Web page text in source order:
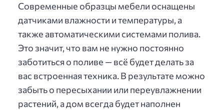
Современные образцы мебели оснащены
датчиками влажности и температуры, а
также автоматическими системами полива.
Это значит, что вам не нужно постоянно
заботиться о поливе — всё будет делать за
вас встроенная техника. В результате можно
забыть о пересыхании или переувлажнении
растений, а дом всегда будет наполнен